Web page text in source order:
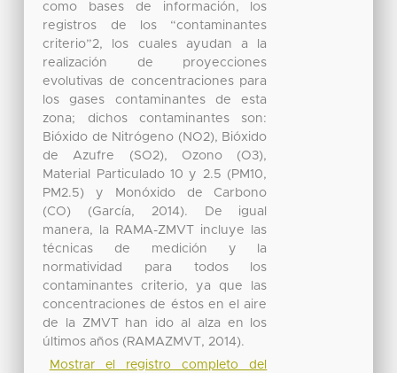
como bases de información, los
registros de los “contaminantes
criterio”2, los cuales ayudan a la
realización de proyecciones
evolutivas de concentraciones para
los gases contaminantes de esta
zona; dichos contaminantes son:
Bióxido de Nitrógeno (NO2), Bióxido
de Azufre (SO2), Ozono (O3),
Material Particulado 10 y 2.5 (PM10,
PM2.5) y Monóxido de Carbono
(CO) (García, 2014). De igual
manera, la RAMA-ZMVT incluye las
técnicas de medición y la
normatividad para todos los
contaminantes criterio, ya que las
concentraciones de éstos en el aire
de la ZMVT han ido al alza en los
últimos años (RAMAZMVT, 2014).
Mostrar el registro completo del